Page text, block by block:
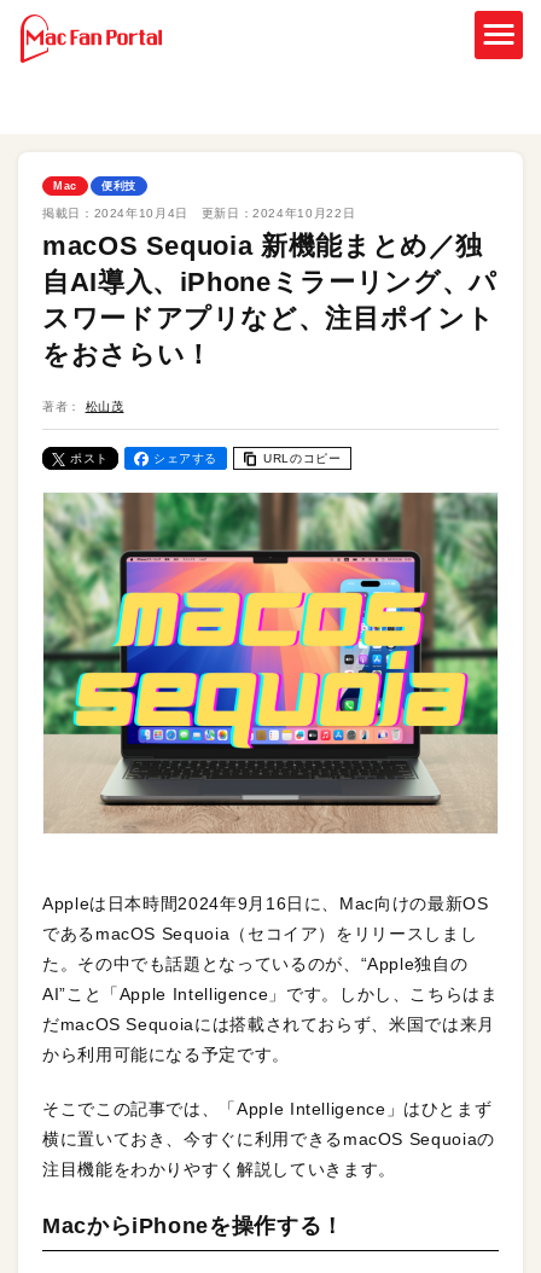
Mac 便利技
掲載日： 2024年10月4日 更新日：2024年10月22日
macOS Sequoia 新機能まとめ／独
自AI導入、iPhoneミラーリング、パ
スワードアプリなど、注目ポイント
をおさらい！
著者： 松山茂
ポスト シェアする URLのコピー
Appleは日本時間2024年9月16日に、Mac向けの最新OS
であるmacOS Sequoia（セコイア）をリリースしまし
た。その中でも話題となっているのが、“Apple独自の
AI”こと「Apple Intelligence」です。しかし、こちらはま
だmacOS Sequoiaには搭載されておらず、米国では来月
から利用可能になる予定です。
そこでこの記事では、「Apple Intelligence」はひとまず
横に置いておき、今すぐに利用できるmacOS Sequoiaの
注目機能をわかりやすく解説していきます。
MacからiPhoneを操作する！